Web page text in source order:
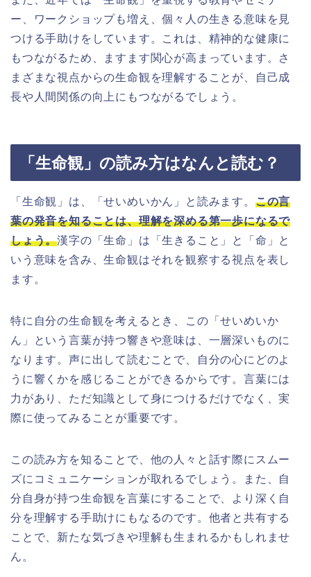
ー、ワークショップも増え、個々人の生きる意味を見
つける手助けをしています。これは、精神的な健康に
もつながるため、ますます関心が高まっています。さ
まざまな視点からの生命観を理解することが、自己成
長や人間関係の向上にもつながるでしょう。
「生命観」の読み方はなんと読む？
「生命観」は、「せいめいかん」と読みます。 この言
葉の発音を知ることは、理解を深める第一歩になるで
しょう。漢字の「生命」は「生きること」と「命」と
いう意味を含み、生命観はそれを観察する視点を表し
ます。
特に自分の生命観を考えるとき、この「せいめいか
ん」という言葉が持つ響きや意味は、一層深いものに
なります。声に出して読むことで、自分の心にどのよ
うに響くかを感じることができるからです。言葉には
力があり、ただ知識として身につけるだけでなく、実
際に使ってみることが重要です。
この読み方を知ることで、他の人々と話す際にスムー
ズにコミュニケーションが取れるでしょう。また、自
分自身が持つ生命観を言葉にすることで、より深く自
分を理解する手助けにもなるのです。他者と共有する
ことで、新たな気づきや理解も生まれるかもしれませ
ん。